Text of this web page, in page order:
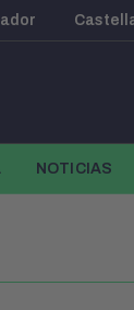
NOTICIAS